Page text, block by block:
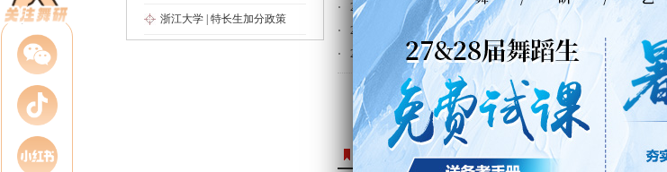
浙江大学 特长生加分政策
2017年陕西师范大学舞蹈高考招生简章
2016年陕西师范大学舞蹈高考招生报考解读（舞研艺考）
2016陕西师范大学舞蹈高考联系方式
< 1 2
来舞研，省考校考双辅导